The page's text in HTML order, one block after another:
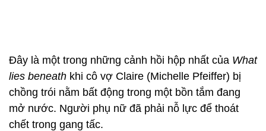
Đây là một trong những cảnh hồi hộp nhất của What
lies beneath khi cô vợ Claire (Michelle Pfeiffer) bị
chồng trói nằm bất động trong một bồn tắm đang
mở nước. Người phụ nữ đã phải nỗ lực để thoát
chết trong gang tấc.